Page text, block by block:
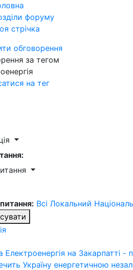
форуму
стрічка
обговорення
за тегом
на тег
Всі Локальний
Електроенергія на Закарпатті
Україну енергетичною